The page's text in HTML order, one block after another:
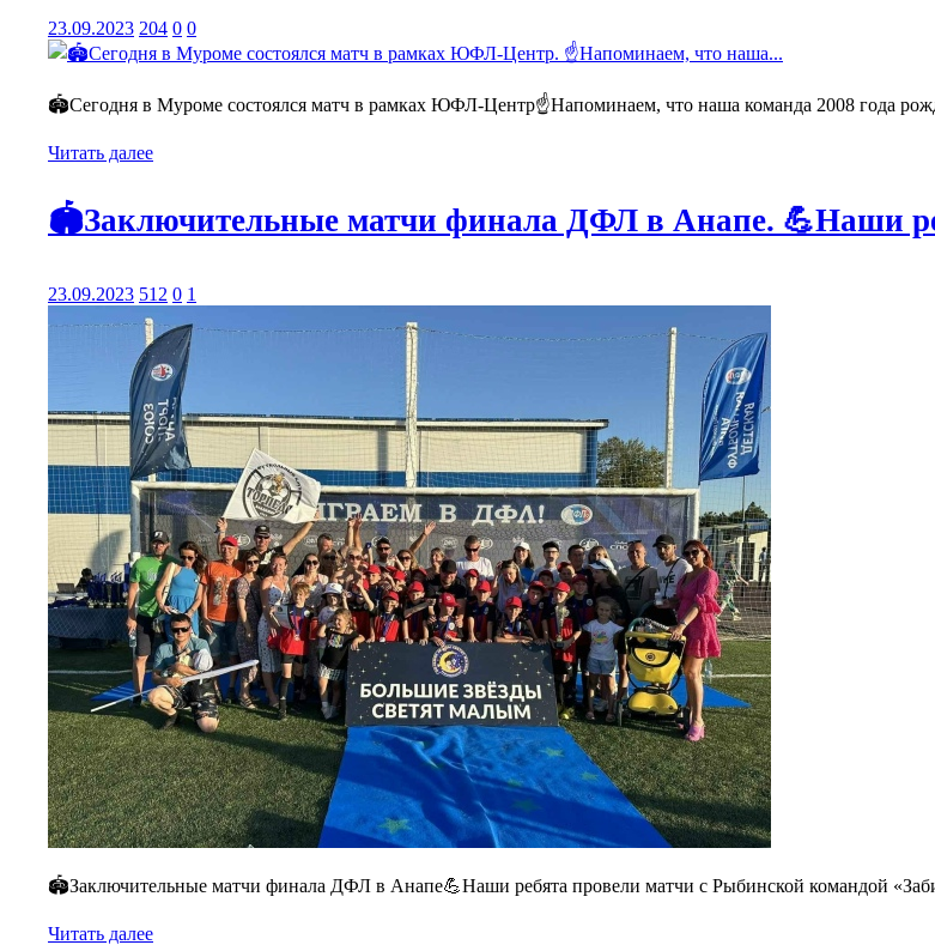
23.09.2023 204 0 0
🏟️Сегодня в Муроме состоялся матч в рамках ЮФЛ-Центр☝️Напоминаем, что наша команда 2008 года
Читать далее
🏟️Заключительные матчи финала ДФЛ в Анапе. 💪Наши
23.09.2023 512 0 1
🏟️Заключительные матчи финала ДФЛ в Анапе💪Наши ребята провели матчи с Рыбинской командой
Читать далее